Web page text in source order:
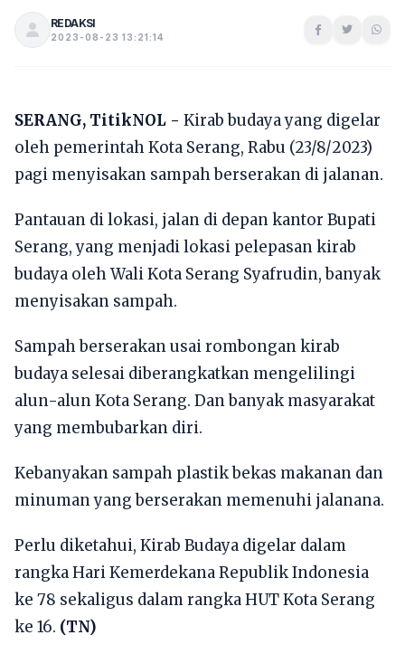
REDAKSI
2023-08-23 13:21:14
SERANG, TitikNOL - Kirab budaya yang digelar
oleh pemerintah Kota Serang, Rabu (23/8/2023)
pagi menyisakan sampah berserakan di jalanan.
Pantauan di lokasi, jalan di depan kantor Bupati
Serang, yang menjadi lokasi pelepasan kirab
budaya oleh Wali Kota Serang Syafrudin, banyak
menyisakan sampah.
Sampah berserakan usai rombongan kirab
budaya selesai diberangkatkan mengelilingi
alun-alun Kota Serang. Dan banyak masyarakat
yang membubarkan diri.
Kebanyakan sampah plastik bekas makanan dan
minuman yang berserakan memenuhi jalanana.
Perlu diketahui, Kirab Budaya digelar dalam
rangka Hari Kemerdekana Republik Indonesia
ke 78 sekaligus dalam rangka HUT Kota Serang
ke 16. (TN)